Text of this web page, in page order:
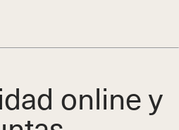
online y